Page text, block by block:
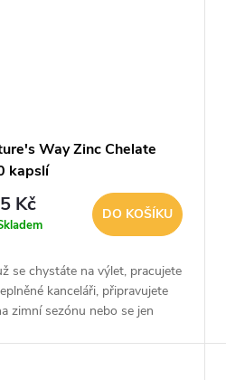
Way Zinc Chelate
kapslí
Kč DO KOŠÍKU
se chystáte na výlet, pracujete
kanceláři, připravujete
zimní sezónu nebo se jen